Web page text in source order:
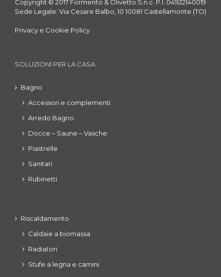
Copyright © 2017 Formento & Olivetto S.n.c. P.I. 04922140019
Sede Legale: Via Cesare Balbo, 10 10081 Castellamonte (TO)
Privacy e Cookie Policy
SOLUZIONI PER LA CASA
Bagno
Accessori e complementi
Arredo Bagno
Docce – Saune – Vasche
Piastrelle
Sanitari
Rubinetti
Riscaldamento
Caldaie a biomassa
Radiatori
Stufe a legna e camini